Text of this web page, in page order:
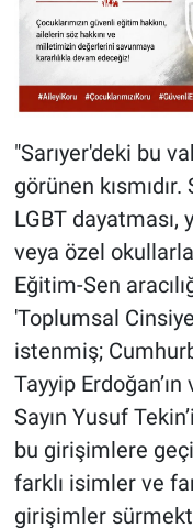
"Sarıyer'deki bu
görünen
LGBT
veya özel okullarla
Eğitim-Sen
'Toplumsal
istenmiş;
Tayyip
Sayın Yusuf
bu girişimlere
farklı isimler ve
girişimler